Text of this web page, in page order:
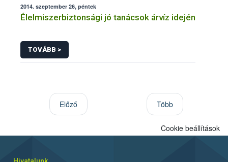
2014. szeptember 26, péntek
Élelmiszerbiztonsági jó tanácsok árvíz idején
TOVÁBB >
Előző Több
Cookie beállítások